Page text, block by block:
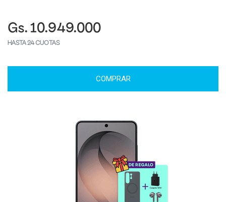
Gs. 10.949.000
HASTA 24 CUOTAS
COMPRAR